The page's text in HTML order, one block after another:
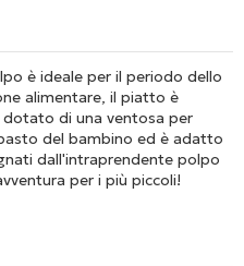
è ideale per il periodo dello
alimentare, il piatto è
dotato di una ventosa per
del bambino ed è adatto
dall'intraprendente polpo
per i più piccoli!